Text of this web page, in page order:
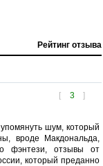
Рейтинг отзыва
[ 3 ]
шум, который
вроде Макдональда,
фэнтези, отзывы от
который преданно